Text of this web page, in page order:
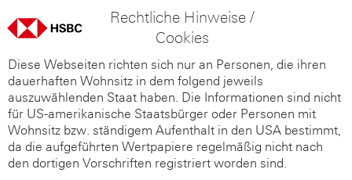
Rechtliche Hinweise /
Cookies
Diese Webseiten richten sich nur an Personen, die ihren
dauerhaften Wohnsitz in dem folgend jeweils
auszuwählenden Staat haben. Die Informationen sind nicht
für US-amerikanische Staatsbürger oder Personen mit
Wohnsitz bzw. ständigem Aufenthalt in den USA bestimmt,
da die aufgeführten Wertpapiere regelmäßig nicht nach
den dortigen Vorschriften registriert worden sind.